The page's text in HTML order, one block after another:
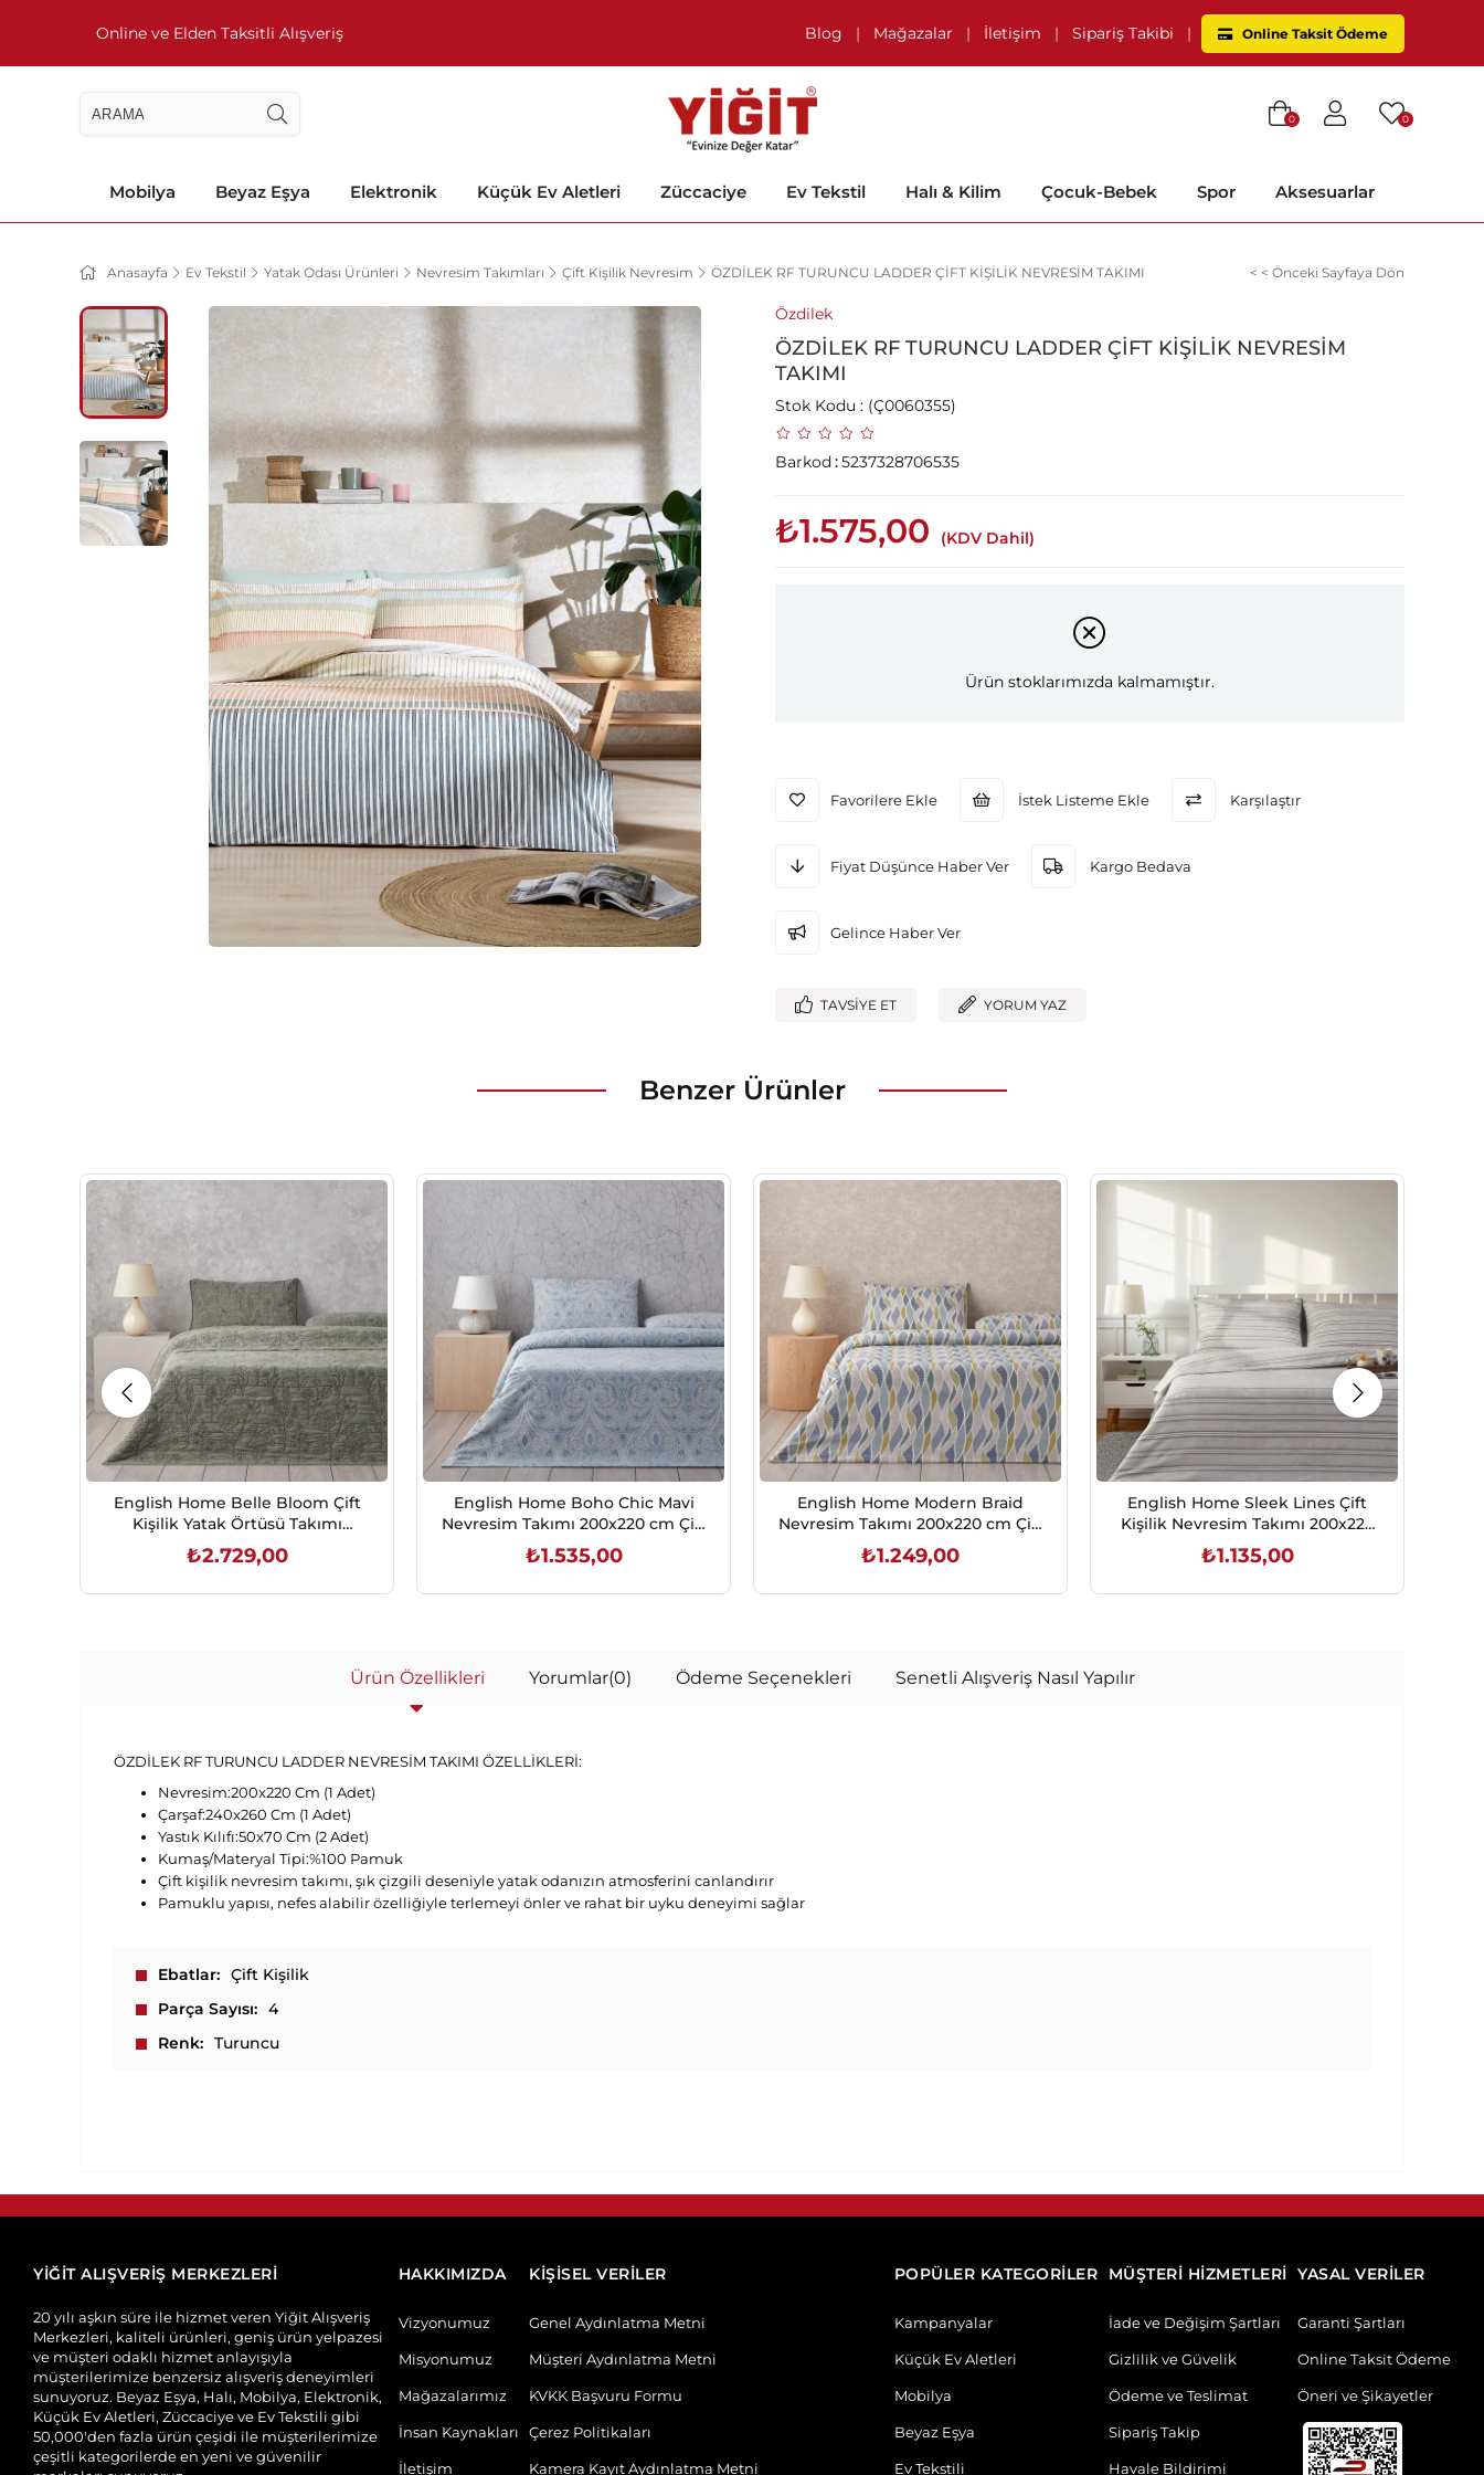
Online ve Elden Taksitli Alışveriş Blog | Mağazalar | İletişim | Sipariş Takibi | Online Taksit Ödeme
0
0
Mobilya Beyaz Eşya Elektronik Küçük Ev Aletleri Züccaciye Ev Tekstil Halı & Kilim Çocuk-Bebek Spor Aksesuarlar
Anasayfa Ev Tekstil Yatak Odası Ürünleri Nevresim Takımları Çift Kişilik Nevresim ÖZDİLEK RF TURUNCU LADDER ÇİFT KİŞİLİK NEVRESİM TAKIMI < < Önceki Sayfaya Dön
Özdilek
ÖZDİLEK RF TURUNCU LADDER ÇİFT KİŞİLİK NEVRESİM
TAKIMI
Stok Kodu (Ç0060355)
Barkod:5237328706535
₺1.575,00 (KDV Dahil)
Ürün stoklarımızda kalmamıştır.
Favorilere Ekle İstek Listeme Ekle Karşılaştır
Fiyat Düşünce Haber Ver Kargo Bedava
Gelince Haber Ver
TAVSIYE ET YORUM YAZ
Benzer Ürünler
English Home Belle Bloom Çift
Kişilik Yatak Örtüsü Takımı
200x220 cm Yeşil
₺2.729,00
English Home Boho Chic Mavi
Nevresim Takımı 200x220 cm Çift
Kişilik
₺1.535,00
English Home Modern Braid
Nevresim Takımı 200x220 cm Çift
Kişilik
₺1.249,00
English Home Sleek Lines Çift
Kişilik Nevresim Takımı 200x220
cm Gri
₺1.135,00
Ürün Özellikleri Yorumlar(0) Ödeme Seçenekleri Senetli Alışveriş Nasıl Yapılır
ÖZDİLEK RF TURUNCU LADDER NEVRESİM TAKIMI ÖZELLİKLERİ:
Nevresim:200x220 Cm (1 Adet)
Çarşaf:240x260 Cm (1 Adet)
Yastık Kılıfı:50x70 Cm (2 Adet)
Kumaş/Materyal Tipi:%100 Pamuk
Çift kişilik nevresim takımı, şık çizgili deseniyle yatak odanızın atmosferini canlandırır
Pamuklu yapısı, nefes alabilir özelliğiyle terlemeyi önler ve rahat bir uyku deneyimi sağlar
Ebatlar
Çift Kişilik
Parça Sayısı
4
Renk
Turuncu
YİĞİT ALIŞVERİŞ MERKEZLERİ
20 yılı aşkın süre ile hizmet veren Yiğit Alışveriş
Merkezleri, kaliteli ürünleri, geniş ürün yelpazesi
ve müşteri odaklı hizmet anlayışıyla
müşterilerimize benzersiz alışveriş deneyimleri
sunuyoruz. Beyaz Eşya, Halı, Mobilya, Elektronik,
Küçük Ev Aletleri, Züccaciye ve Ev Tekstili gibi
50,000'den fazla ürün çeşidi ile müşterilerimize
çeşitli kategorilerde en yeni ve güvenilir
HAKKIMIZDA
Vizyonumuz
Misyonumuz
Mağazalarımız
İnsan Kaynakları
İletişim
KİŞİSEL VERİLER
Genel Aydınlatma Metni
Müşteri Aydınlatma Metni
KVKK Başvuru Formu
Çerez Politikaları
Kamera Kayıt Aydınlatma Metni
POPÜLER KATEGORİLER
Kampanyalar
Küçük Ev Aletleri
Mobilya
Beyaz Eşya
Ev Tekstili
MÜŞTERİ HİZMETLERİ
İade ve Değişim Şartları
Gizlilik ve Güvelik
Ödeme ve Teslimat
Sipariş Takip
Havale Bildirimi
YASAL VERİLER
Garanti Şartları
Online Taksit Ödeme
Öneri ve Şikayetler